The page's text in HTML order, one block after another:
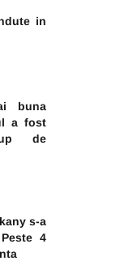
in
buna
a fost
de
s-a
4